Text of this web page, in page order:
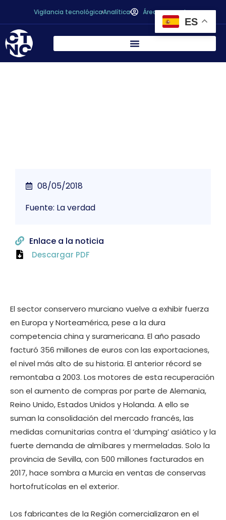
Vigilancia tecnológicaAnalítica Área personal
El sector conservero murciano vuelve a exhibir fuerza
en Europa y Norteamérica, pese a la dura
competencia china y suramericana. El año pasado
facturó 356 millones de euros con las exportaciones,
el nivel más alto de su historia. El anterior récord se
remontaba a 2003. Los motores de esta recuperación
son el aumento de compras por parte de Alemania,
Reino Unido, Estados Unidos y Holanda. A ello se
suman la consolidación del mercado francés, las
medidas comunitarias contra el ‘dumping’ asiático y la
fuerte demanda de almíbares y mermeladas. Solo la
provincia de Sevilla, con 500 millones facturados en
2017, hace sombra a Murcia en ventas de conservas
hortofrutícolas en el exterior.
Los fabricantes de la Región comercializaron en el
08/05/2018
Fuente: La verdad
Enlace a la noticia
Descargar PDF
ES